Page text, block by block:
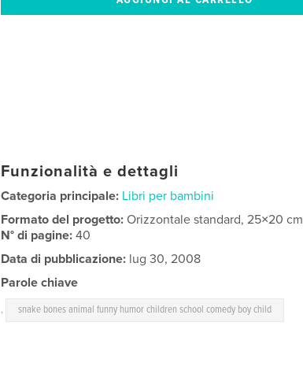
Funzionalità e dettagli
Categoria principale: Libri per bambini
Formato del progetto:Orizzontale standard, 25×20 cm
N° di pagine:40
Data di pubblicazione: lug 30, 2008
Parole chiave
, snake bones animal funny humor children school comedy boy child